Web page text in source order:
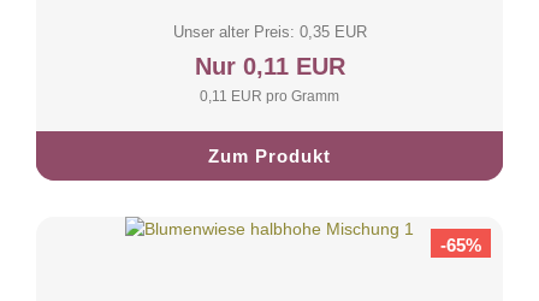
Unser alter Preis: 0,35 EUR
Nur 0,11 EUR
0,11 EUR pro Gramm
Zum Produkt
-65%